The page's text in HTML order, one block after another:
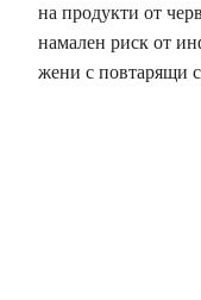
на продукти от
намален риск от
жени с повтарящи